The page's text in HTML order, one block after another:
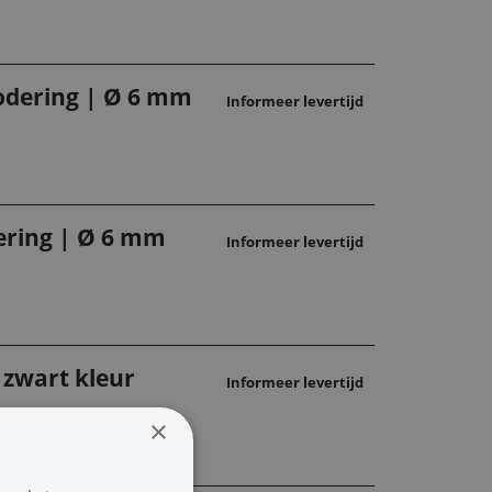
Informeer levertijd
| Ø 6 mm
Informeer levertijd
| Ø 6 mm
Informeer levertijd
zwart kleur
×